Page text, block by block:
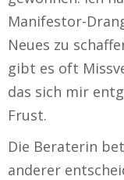
Manifestor-
Neues zu
gibt es oft
das sich mir
Frust.
Die Beraterin
anderer